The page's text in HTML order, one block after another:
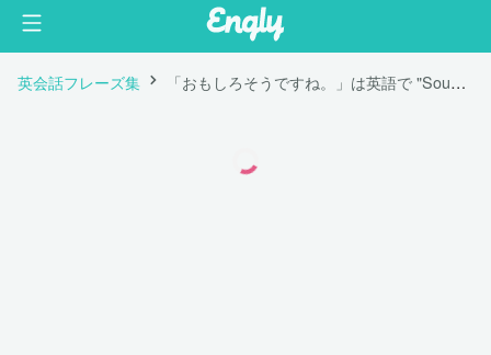
英会話フレーズ集 「おもしろそうですね。」は英語で "Sounds exciting."